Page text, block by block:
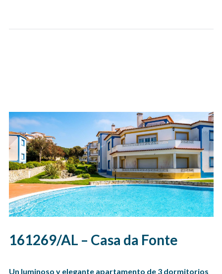
161269/AL – Casa da Fonte
Un luminoso y elegante apartamento de 3 dormitorios